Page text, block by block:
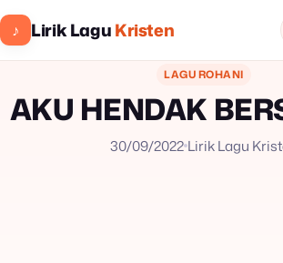
♪ Lirik LaguKristen
LAGU ROHANI
AKU HENDAK
30/09/2022 Lirik Lagu